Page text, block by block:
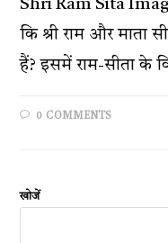
Shri Ram Sita
कि श्री राम और माता
हैं? इसमें राम-सीता के
0 COMMENTS
खोजें